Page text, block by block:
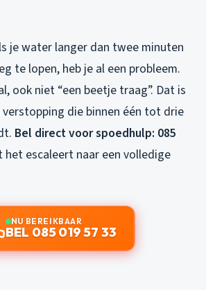
je water langer dan twee minuten
te lopen, heb je al een probleem.
ook niet “een beetje traag”. Dat is
verstopping die binnen één tot drie
Bel direct voor spoedhulp: 085
escaleert naar een volledige
NU BEREIKBAAR
BEL 085 019 57 33